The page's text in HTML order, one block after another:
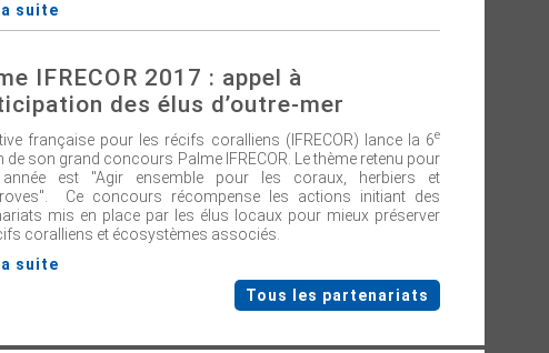
suite
IFRECOR 2017 : appel à
des élus d’outre-mer
française pour les récifs coralliens (IFRECOR) lance la 6e
de son grand concours Palme IFRECOR. Le thème retenu pour
année est "Agir ensemble pour les coraux, herbiers et
Ce concours récompense les actions initiant des
mis en place par les élus locaux pour mieux préserver
coralliens et écosystèmes associés.
suite
Tous les partenariats